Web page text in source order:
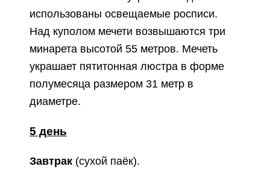
использованы освещаемые росписи.
Над куполом мечети возвышаются три
минарета высотой 55 метров. Мечеть
украшает пятитонная люстра в форме
полумесяца размером 31 метр в
диаметре.
5 день
Завтрак (сухой паёк).